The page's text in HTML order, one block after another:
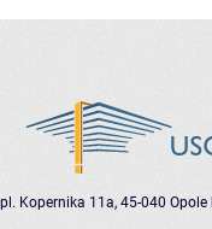
pl. Kopernika 11a, 45-040 Opole